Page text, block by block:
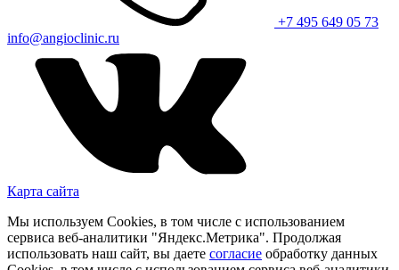
+7 495 649 05 73
info@angioclinic.ru
Карта сайта
Мы используем Cookies, в том числе с использованием
сервиса веб-аналитики "Яндекс.Метрика". Продолжая
использовать наш сайт, вы даете согласие обработку данных